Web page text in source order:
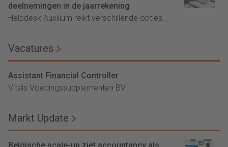
deelnemingen in de jaarrekening
Helpdesk Auxilium reikt verschillende opties...
Vacatures
Assistant Financial Controller
Vitals Voedingssupplementen BV
Markt Update